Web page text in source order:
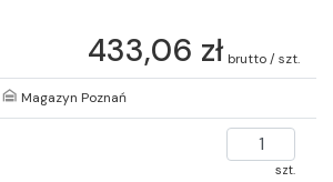
433,06 zł brutto / szt.
Magazyn Poznań
szt.